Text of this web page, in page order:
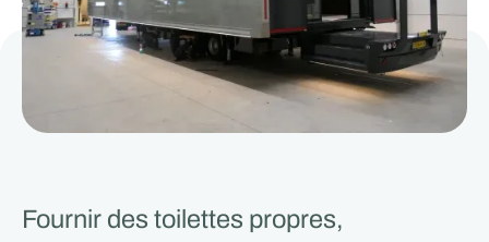
Fournir des toilettes propres,